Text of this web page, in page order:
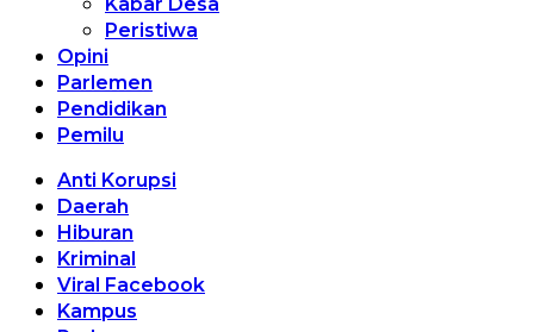
Peristiwa
Opini
Parlemen
Pendidikan
Pemilu
Anti Korupsi
Daerah
Hiburan
Kriminal
Viral Facebook
Kampus